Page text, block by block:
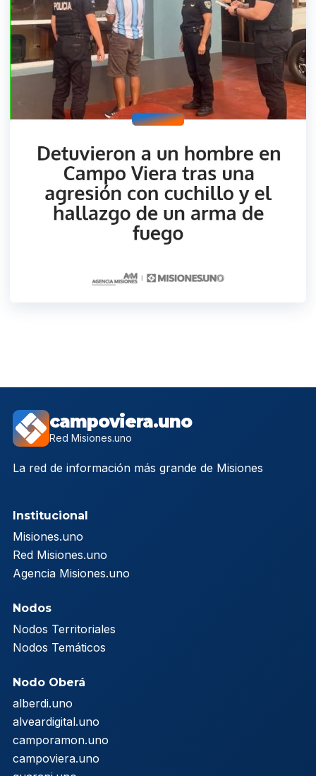
campoviera.uno
Red Misiones.uno
La red de información más grande de Misiones
Institucional
Misiones.uno
Red Misiones.uno
Agencia Misiones.uno
Nodos
Nodos Territoriales
Nodos Temáticos
Nodo Oberá
alberdi.uno
alveardigital.uno
camporamon.uno
campoviera.uno